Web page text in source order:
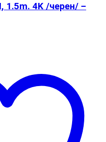
1.5m. 4K /черен/ –